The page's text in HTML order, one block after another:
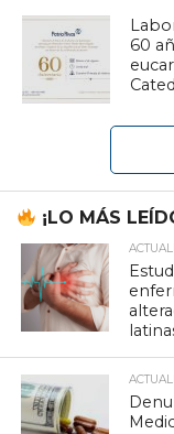
60
¡LO MÁS